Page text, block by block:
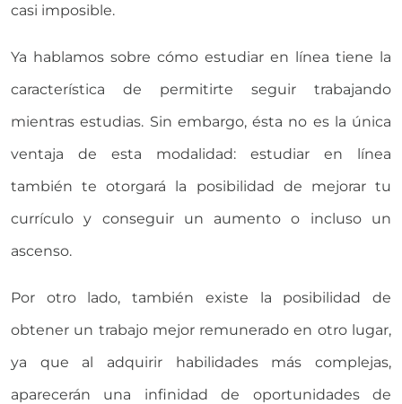
casi imposible.
Ya hablamos sobre cómo estudiar en línea tiene la
característica de permitirte seguir trabajando
mientras estudias. Sin embargo, ésta no es la única
ventaja de esta modalidad: estudiar en línea
también te otorgará la posibilidad de mejorar tu
currículo y conseguir un aumento o incluso un
ascenso.
Por otro lado, también existe la posibilidad de
obtener un trabajo mejor remunerado en otro lugar,
ya que al adquirir habilidades más complejas,
aparecerán una infinidad de oportunidades de